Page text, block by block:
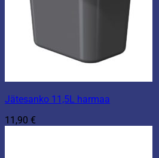
Jätesanko 11,5L harmaa
11,90 €